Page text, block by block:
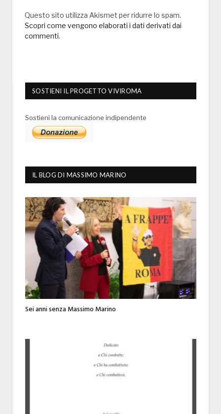
Questo sito utilizza Akismet per ridurre lo spam.
Scopri come vengono elaborati i dati derivati dai
commenti.
SOSTIENI IL PROGETTO VIVIROMA
Sostieni la comunicazione indipendente
IL BLOG DI MASSIMO MARINO
Sei anni senza Massimo Marino